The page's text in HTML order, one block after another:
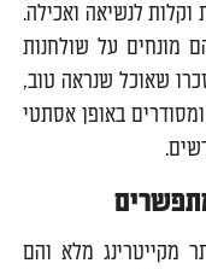
לנשיאה ואכילה.
מונחים על שולחנות
שאוכל שנראה טוב,
באופן אסתטי
מקייטרינג מלא והם